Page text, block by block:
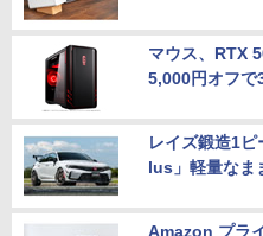
マウス、RTX
5,000円オフで
レイズ鍛造1
lus」軽量なま
Amazon プラ